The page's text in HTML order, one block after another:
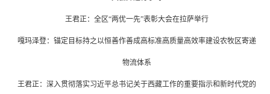
王君正：全区“两优一先”表彰大会在拉萨举行
嘎玛泽登：锚定目标持之以恒善作善成高标准高质量高效率建设农牧区寄递
物流体系
王君正：深入贯彻落实习近平总书记关于西藏工作的重要指示和新时代党的